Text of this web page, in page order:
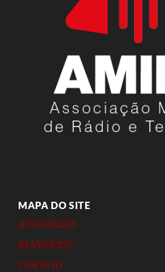
MAPA DO SITE
ASSOCIADOS
BENEFÍCIOS
CONTATO